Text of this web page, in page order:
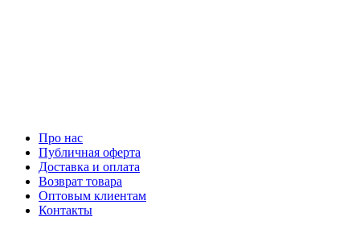
Про нас
Публичная оферта
Доставка и оплата
Возврат товара
Оптовым клиентам
Контакты